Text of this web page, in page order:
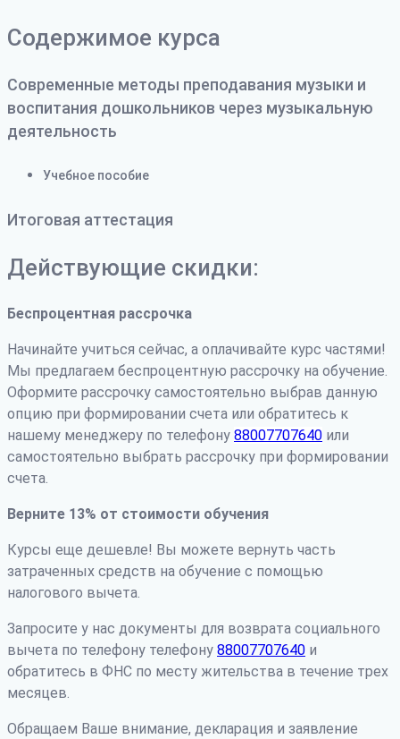
Содержимое курса
Современные методы преподавания музыки и
воспитания дошкольников через музыкальную
деятельность
Учебное пособие
Итоговая аттестация
Действующие скидки:
Беспроцентная рассрочка
Начинайте учиться сейчас, а оплачивайте курс частями!
Мы предлагаем беспроцентную рассрочку на обучение.
Оформите рассрочку самостоятельно выбрав данную
опцию при формировании счета или обратитесь к
нашему менеджеру по телефону 88007707640 или
самостоятельно выбрать рассрочку при формировании
счета.
Верните 13% от стоимости обучения
Курсы еще дешевле! Вы можете вернуть часть
затраченных средств на обучение с помощью
налогового вычета.
Запросите у нас документы для возврата социального
вычета по телефону телефону 88007707640 и
обратитесь в ФНС по месту жительства в течение трех
месяцев.
Обращаем Ваше внимание, декларация и заявление